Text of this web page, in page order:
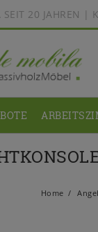
20 JAHREN |
Home